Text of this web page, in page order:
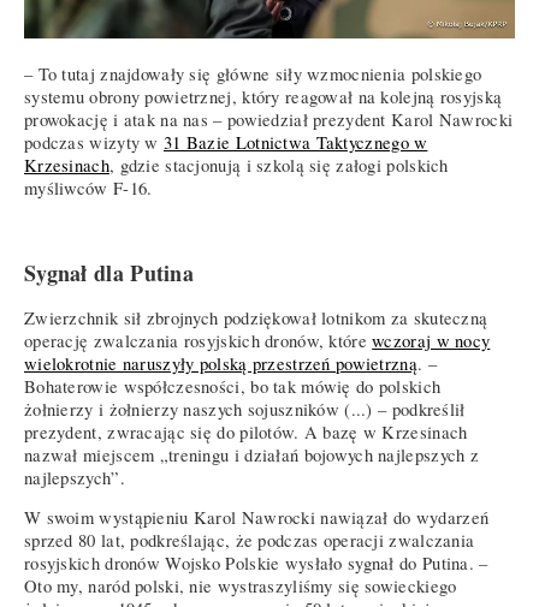
– To tutaj znajdowały się główne siły wzmocnienia polskiego
systemu obrony powietrznej, który reagował na kolejną rosyjską
prowokację i atak na nas – powiedział prezydent Karol Nawrocki
podczas wizyty w 31 Bazie Lotnictwa Taktycznego w
Krzesinach, gdzie stacjonują i szkolą się załogi polskich
myśliwców F-16.
Sygnał dla Putina
Zwierzchnik sił zbrojnych podziękował lotnikom za skuteczną
operację zwalczania rosyjskich dronów, którewczoraj w nocy
wielokrotnie naruszyły polską przestrzeń powietrzną. –
Bohaterowie współczesności, bo tak mówię do polskich
żołnierzy i żołnierzy naszych sojuszników (...) – podkreślił
prezydent, zwracając się do pilotów. A bazę w Krzesinach
nazwał miejscem „treningu i działań bojowych najlepszych z
najlepszych”.
W swoim wystąpieniu Karol Nawrocki nawiązał do wydarzeń
sprzed 80 lat, podkreślając, że podczas operacji zwalczania
rosyjskich dronów Wojsko Polskie wysłało sygnał do Putina. –
Oto my, naród polski, nie wystraszyliśmy się sowieckiego